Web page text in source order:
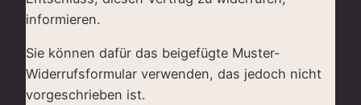
informieren.
Sie können dafür das beigefügte Muster-
Widerrufsformular verwenden, das jedoch nicht
vorgeschrieben ist.